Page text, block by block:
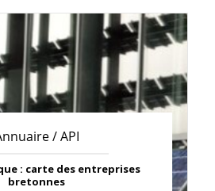
/ API
: carte des entreprises
bretonnes